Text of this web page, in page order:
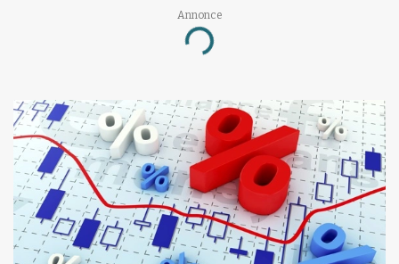
Annonce
Loading...